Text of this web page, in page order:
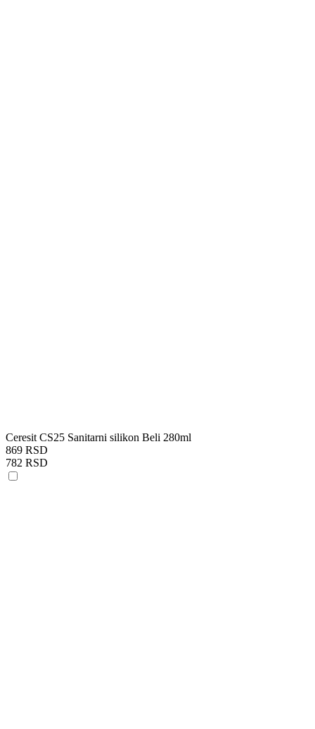
Ceresit CS25 Sanitarni silikon Beli 280ml
869 RSD
782 RSD